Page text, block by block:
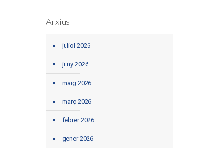
Arxius
juliol 2026
juny 2026
maig 2026
març 2026
febrer 2026
gener 2026